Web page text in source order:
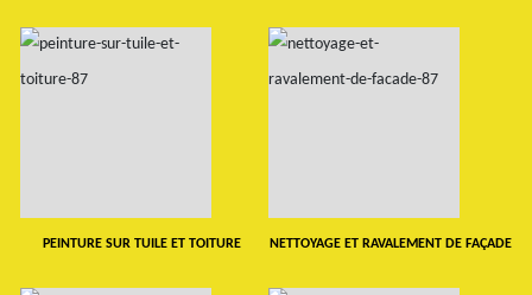
PEINTURE SUR TUILE ET TOITURE NETTOYAGE ET RAVALEMENT DE FAÇADE